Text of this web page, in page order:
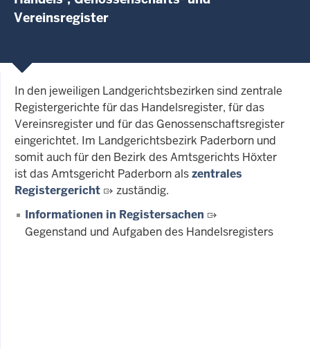
Vereinsregister
In den jeweiligen Landgerichtsbezirken sind zentrale
Registergerichte für das Handelsregister, für das
Vereinsregister und für das Genossenschaftsregister
eingerichtet. Im Landgerichtsbezirk Paderborn und
somit auch für den Bezirk des Amtsgerichts Höxter
ist das Amtsgericht Paderborn alszentrales
Registergericht
zuständig.
Informationen in Registersachen
Gegenstand und Aufgaben des Handelsregisters